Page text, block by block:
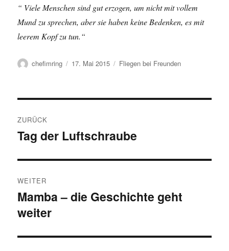
“ Viele Menschen sind gut erzogen, um nicht mit vollem
Mund zu sprechen, aber sie haben keine Bedenken, es mit
leerem Kopf zu tun.“
Autor
chefimring
Veröffentlicht
17. Mai 2015 Kategorien
Fliegen bei Freunden
ZURÜCK
Vorheriger
Tag der Luftschraube
WEITER
Nächster
Beitrag:
Mamba – die Geschichte geht
weiter